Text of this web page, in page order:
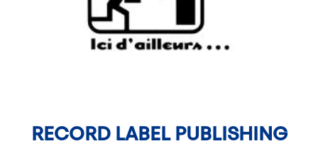
RECORD LABEL PUBLISHING